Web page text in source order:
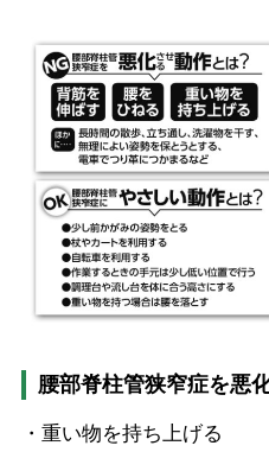
腰部脊柱管狭窄症を悪
・重い物を持ち上げる